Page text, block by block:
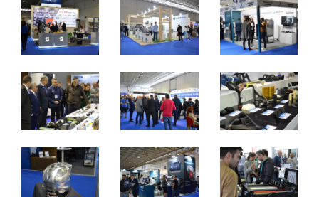
Thursday to Saturday, 10am to 7pm